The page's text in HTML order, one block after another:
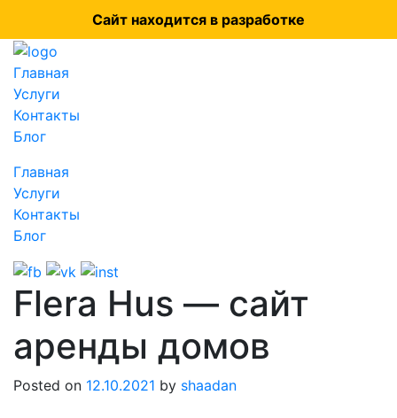
Сайт находится в разработке
Главная
Услуги
Контакты
Блог
Главная
Услуги
Контакты
Блог
Flera Hus — сайт
аренды домов
Posted on 12.10.2021 by shaadan